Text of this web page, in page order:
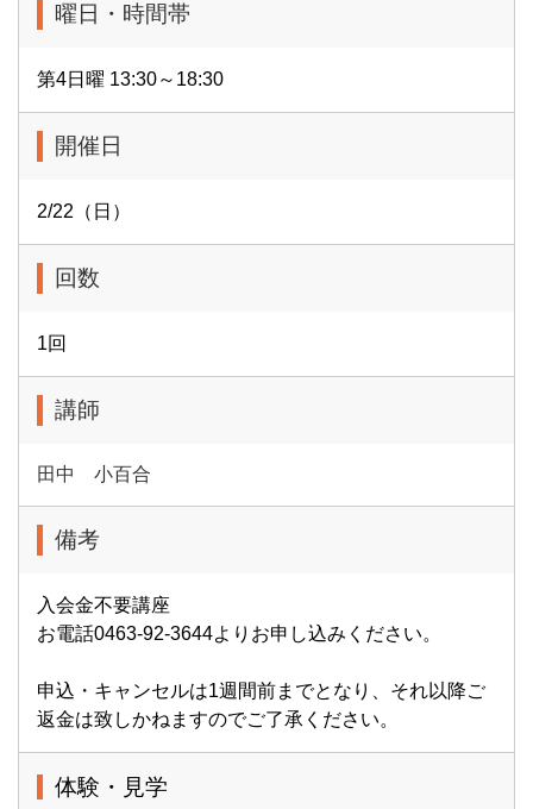
曜日・時間帯
第4日曜 13:30～18:30
開催日
2/22（日）
回数
1回
講師
田中 小百合
備考
入会金不要講座
お電話0463-92-3644よりお申し込みください。
申込・キャンセルは1週間前までとなり、それ以降ご
返金は致しかねますのでご了承ください。
体験・見学